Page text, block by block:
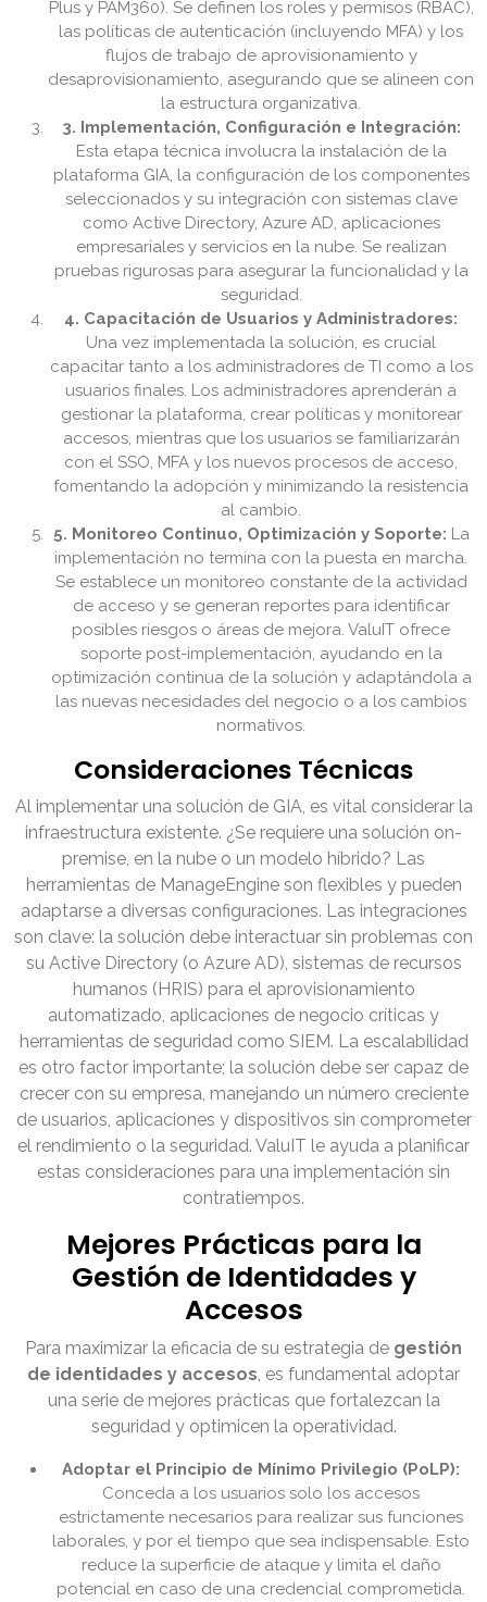
Plus y PAM360). Se definen los roles y permisos (RBAC),
las políticas de autenticación (incluyendo MFA) y los
flujos de trabajo de aprovisionamiento y
desaprovisionamiento, asegurando que se alineen con
la estructura organizativa.
3. Implementación, Configuración e Integración:
Esta etapa técnica involucra la instalación de la
plataforma GIA, la configuración de los componentes
seleccionados y su integración con sistemas clave
como Active Directory, Azure AD, aplicaciones
empresariales y servicios en la nube. Se realizan
pruebas rigurosas para asegurar la funcionalidad y la
seguridad.
4. Capacitación de Usuarios y Administradores:
Una vez implementada la solución, es crucial
capacitar tanto a los administradores de TI como a los
usuarios finales. Los administradores aprenderán a
gestionar la plataforma, crear políticas y monitorear
accesos, mientras que los usuarios se familiarizarán
con el SSO, MFA y los nuevos procesos de acceso,
fomentando la adopción y minimizando la resistencia
al cambio.
5. Monitoreo Continuo, Optimización y Soporte: La
implementación no termina con la puesta en marcha.
Se establece un monitoreo constante de la actividad
de acceso y se generan reportes para identificar
posibles riesgos o áreas de mejora. ValuIT ofrece
soporte post-implementación, ayudando en la
optimización continua de la solución y adaptándola a
las nuevas necesidades del negocio o a los cambios
normativos.
Consideraciones Técnicas
Al implementar una solución de GIA, es vital considerar la
infraestructura existente. ¿Se requiere una solución on-
premise, en la nube o un modelo híbrido? Las
herramientas de ManageEngine son flexibles y pueden
adaptarse a diversas configuraciones. Las integraciones
son clave: la solución debe interactuar sin problemas con
su Active Directory (o Azure AD), sistemas de recursos
humanos (HRIS) para el aprovisionamiento
automatizado, aplicaciones de negocio críticas y
herramientas de seguridad como SIEM. La escalabilidad
es otro factor importante; la solución debe ser capaz de
crecer con su empresa, manejando un número creciente
de usuarios, aplicaciones y dispositivos sin comprometer
el rendimiento o la seguridad. ValuIT le ayuda a planificar
estas consideraciones para una implementación sin
contratiempos.
Mejores Prácticas para la
Gestión de Identidades y
Accesos
Para maximizar la eficacia de su estrategia de gestión
de identidades y accesos, es fundamental adoptar
una serie de mejores prácticas que fortalezcan la
seguridad y optimicen la operatividad.
Adoptar el Principio de Mínimo Privilegio (PoLP):
Conceda a los usuarios solo los accesos
estrictamente necesarios para realizar sus funciones
laborales, y por el tiempo que sea indispensable. Esto
reduce la superficie de ataque y limita el daño
potencial en caso de una credencial comprometida.